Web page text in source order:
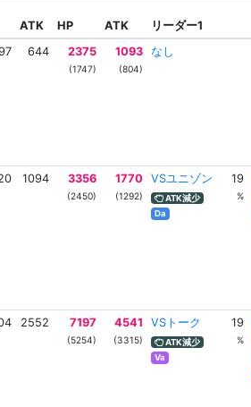
ATK HP ATK リーダー1
644 2375
(1747)
1093
(804)
なし
1094 3356
(2450)
1770
(1292)
VSユニゾン
ATK減少
Da
19
%
2552 7197
(5254)
4541
(3315)
VSトーク
ATK減少
Va
19
%